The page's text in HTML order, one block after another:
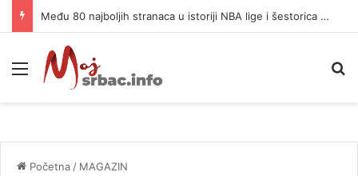
Među 80 najboljih stranaca u istoriji NBA lige i šestorica Srba
Meni
Početna / MAGAZIN